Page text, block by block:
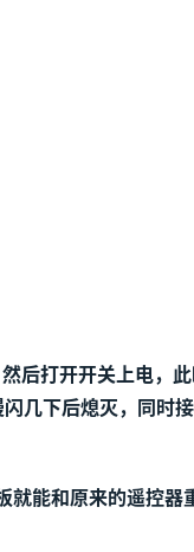
后打开开关上电，
几下后熄灭，同时
能和原来的遥控器